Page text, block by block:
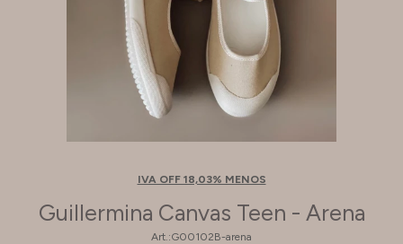
IVA OFF 18,03% MENOS
Guillermina Canvas Teen - Arena
G00102B-arena